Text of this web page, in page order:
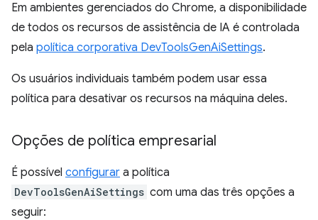
Em ambientes gerenciados do Chrome, a disponibilidade
de todos os recursos de assistência de IA é controlada
pela política corporativa DevToolsGenAiSettings.
Os usuários individuais também podem usar essa
política para desativar os recursos na máquina deles.
Opções de política empresarial
É possível configurar a política
DevToolsGenAiSettings com uma das três opções a
seguir: